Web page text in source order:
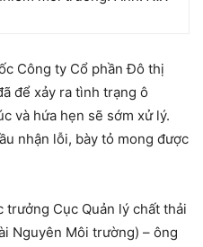
Công ty Cổ phần Đô thị
để xảy ra tình trạng ô
và hứa hẹn sẽ sớm xử lý.
nhận lỗi, bày tỏ mong được
Cục Quản lý chất thải
Nguyên Môi trường) – ông